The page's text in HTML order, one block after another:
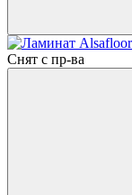
Снят с пр-ва